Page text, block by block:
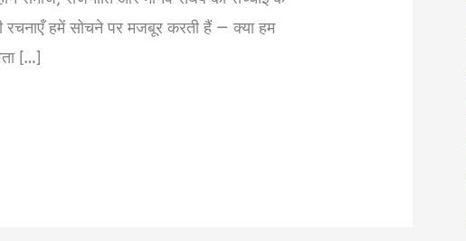
हमें सोचने पर मजबूर करती हैं — क्या हम
[…]